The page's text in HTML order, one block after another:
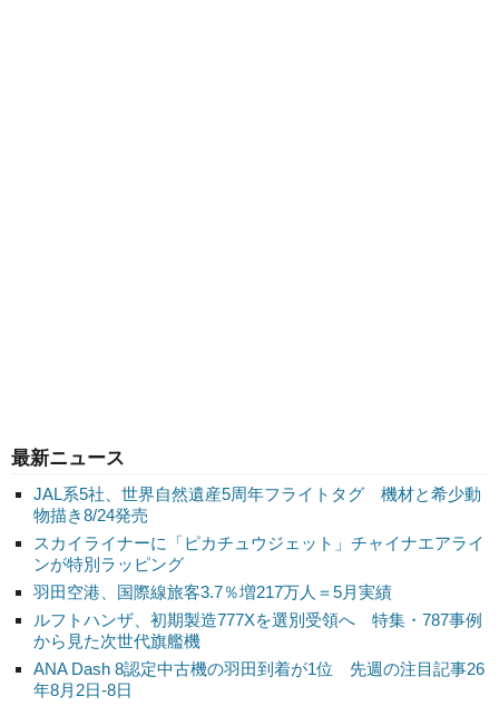
最新ニュース
JAL系5社、世界自然遺産5周年フライトタグ 機材と希少動
物描き8/24発売
スカイライナーに「ピカチュウジェット」チャイナエアライ
ンが特別ラッピング
羽田空港、国際線旅客3.7％増217万人＝5月実績
ルフトハンザ、初期製造777Xを選別受領へ 特集・787事例
から見た次世代旗艦機
ANA Dash 8認定中古機の羽田到着が1位 先週の注目記事26
年8月2日-8日